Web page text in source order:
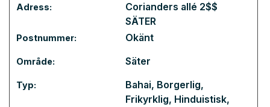
Adress:
Corianders allé 2$$
SÄTER
Postnummer: Okänt
Område: Säter
Typ: Bahai, Borgerlig,
Frikyrklig, Hinduistisk,